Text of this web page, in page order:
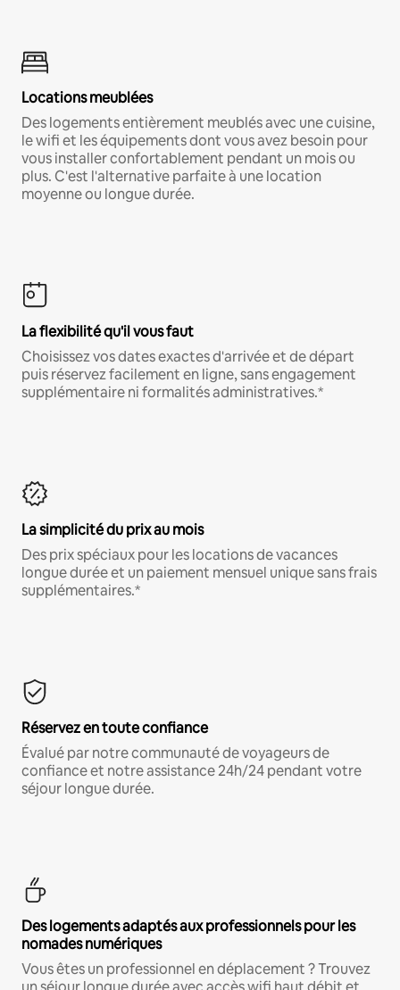
Locations meublées
Des logements entièrement meublés avec une cuisine,
le wifi et les équipements dont vous avez besoin pour
vous installer confortablement pendant un mois ou
plus. C'est l'alternative parfaite à une location
moyenne ou longue durée.
La flexibilité qu'il vous faut
Choisissez vos dates exactes d'arrivée et de départ
puis réservez facilement en ligne, sans engagement
supplémentaire ni formalités administratives.*
La simplicité du prix au mois
Des prix spéciaux pour les locations de vacances
longue durée et un paiement mensuel unique sans frais
supplémentaires.*
Réservez en toute confiance
Évalué par notre communauté de voyageurs de
confiance et notre assistance 24h/24 pendant votre
séjour longue durée.
Des logements adaptés aux professionnels pour les
nomades numériques
Vous êtes un professionnel en déplacement ? Trouvez